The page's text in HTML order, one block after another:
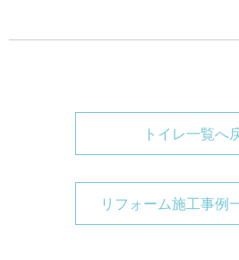
トイレ一覧へ
リフォーム施工事例